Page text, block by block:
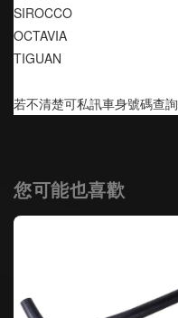
SIROCCO
OCTAVIA
TIGUAN
若不清楚可私訊車身號碼查詢
您可能也喜歡